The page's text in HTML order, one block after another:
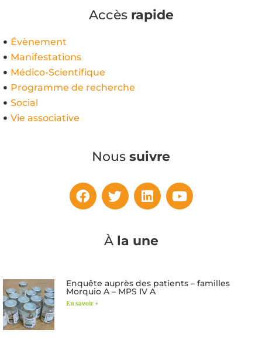
Accès rapide
Évènement
Manifestations
Médico-Scientifique
Programme de recherche
Social
Vie associative
Nous suivre
À la une
Enquête auprès des patients – familles
Morquio A – MPS IV A
En savoir +